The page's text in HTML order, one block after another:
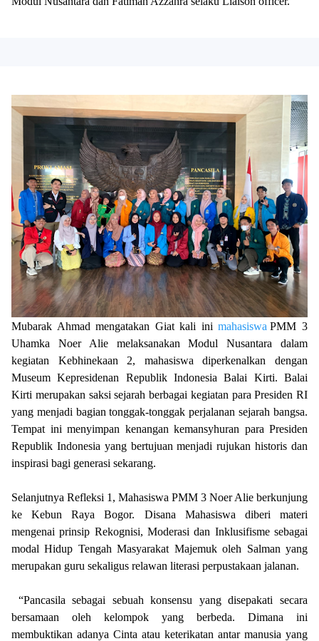
Mubarak Ahmad mengatakan Giat kali inimahasiswaPMM 3
Uhamka Noer Alie melaksanakan Modul Nusantara dalam
kegiatan Kebhinekaan 2, mahasiswa diperkenalkan dengan
Museum Kepresidenan Republik Indonesia Balai Kirti. Balai
Kirti merupakan saksi sejarah berbagai kegiatan para Presiden RI
yang menjadi bagian tonggak-tonggak perjalanan sejarah bangsa.
Tempat ini menyimpan kenangan kemansyhuran para Presiden
Republik Indonesia yang bertujuan menjadi rujukan historis dan
inspirasi bagi generasi sekarang.
Selanjutnya Refleksi 1, Mahasiswa PMM 3 Noer Alie berkunjung
ke Kebun Raya Bogor. Disana Mahasiswa diberi materi
mengenai prinsip Rekognisi, Moderasi dan Inklusifisme sebagai
modal Hidup Tengah Masyarakat Majemuk oleh Salman yang
merupakan guru sekaligus relawan literasi perpustakaan jalanan.
“Pancasila sebagai sebuah konsensu yang disepakati secara
bersamaan oleh kelompok yang berbeda. Dimana ini
membuktikan adanya Cinta atau keterikatan antar manusia yang